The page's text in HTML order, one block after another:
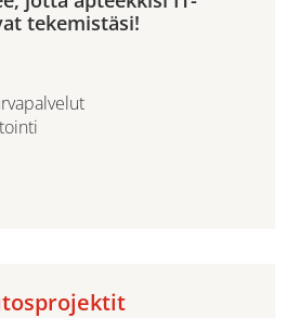
tekemistäsi!